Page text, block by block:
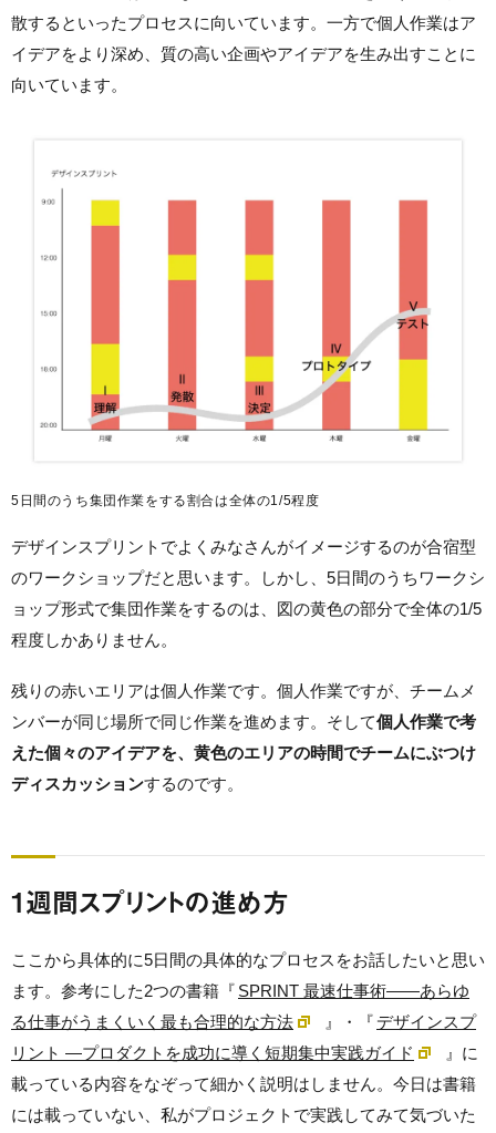
散するといったプロセスに向いています。一方で個人作業はア
イデアをより深め、質の高い企画やアイデアを生み出すことに
向いています。
5日間のうち集団作業をする割合は全体の1/5程度
デザインスプリントでよくみなさんがイメージするのが合宿型
のワークショップだと思います。しかし、5日間のうちワークシ
ョップ形式で集団作業をするのは、図の黄色の部分で全体の1/5
程度しかありません。
残りの赤いエリアは個人作業です。個人作業ですが、チームメ
ンバーが同じ場所で同じ作業を進めます。そして個人作業で考
えた個々のアイデアを、黄色のエリアの時間でチームにぶつけ
ディスカッションするのです。
1週間スプリントの進め方
ここから具体的に5日間の具体的なプロセスをお話したいと思い
ます。参考にした2つの書籍『 SPRINT 最速仕事術――あらゆ
る仕事がうまくいく最も合理的な方法
』・『 デザインスプ
リント ―プロダクトを成功に導く短期集中実践ガイド
』に
載っている内容をなぞって細かく説明はしません。今日は書籍
には載っていない、私がプロジェクトで実践してみて気づいた